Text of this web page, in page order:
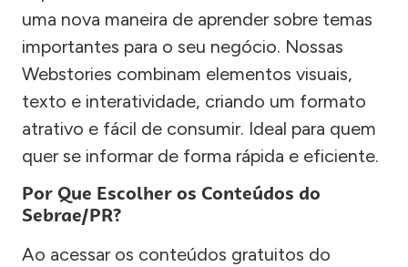
uma nova maneira de aprender sobre temas
importantes para o seu negócio. Nossas
Webstories combinam elementos visuais,
texto e interatividade, criando um formato
atrativo e fácil de consumir. Ideal para quem
quer se informar de forma rápida e eficiente.
Por Que Escolher os Conteúdos do
Sebrae/PR?
Ao acessar os conteúdos gratuitos do